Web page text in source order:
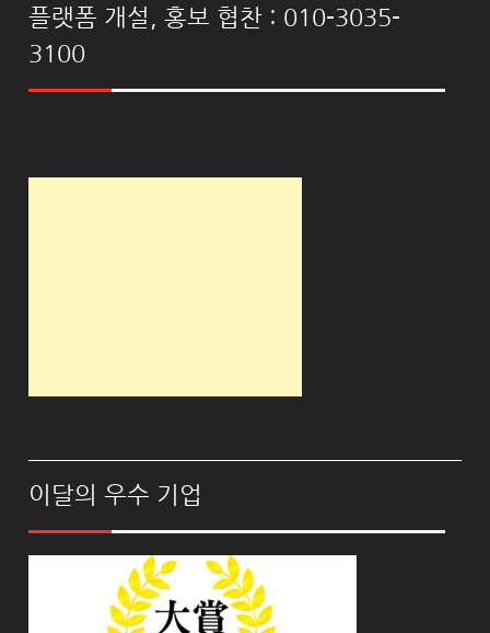
플랫폼 개설, 홍보 협찬 : 010-3035-
3100
이달의 우수 기업